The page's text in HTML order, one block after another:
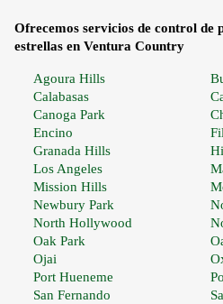
Ofrecemos servicios de control de
estrellas en Ventura Country
Agoura Hills
Calabasas
Canoga Park
Encino
Granada Hills
Los Angeles
Mission Hills
Newbury Park
North Hollywood
Oak Park
Ojai
Port Hueneme
San Fernando